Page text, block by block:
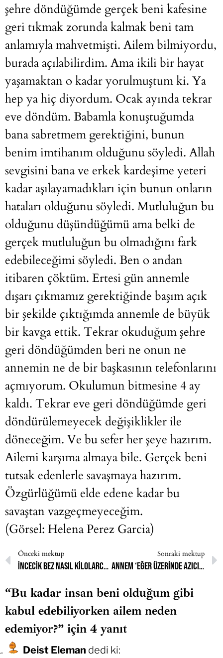
şehre döndüğümde gerçek beni kafesine
geri tıkmak zorunda kalmak beni tam
anlamıyla mahvetmişti. Ailem bilmiyordu,
burada açılabilirdim. Ama ikili bir hayat
yaşamaktan o kadar yorulmuştum ki. Ya
hep ya hiç diyordum. Ocak ayında tekrar
eve döndüm. Babamla konuştuğumda
bana sabretmem gerektiğini, bunun
benim imtihanım olduğunu söyledi. Allah
sevgisini bana ve erkek kardeşime yeteri
kadar aşılayamadıkları için bunun onların
hataları olduğunu söyledi. Mutluluğun bu
olduğunu düşündüğümü ama belki de
gerçek mutluluğun bu olmadığını fark
edebileceğimi söyledi. Ben o andan
itibaren çöktüm. Ertesi gün annemle
dışarı çıkmamız gerektiğinde başım açık
bir şekilde çıktığımda annemle de büyük
bir kavga ettik. Tekrar okuduğum şehre
geri döndüğümden beri ne onun ne
annemin ne de bir başkasının telefonlarını
açmıyorum. Okulumun bitmesine 4 ay
kaldı. Tekrar eve geri döndüğümde geri
döndürülemeyecek değişiklikler ile
döneceğim. Ve bu sefer her şeye hazırım.
Ailemi karşıma almaya bile. Gerçek beni
tutsak edenlerle savaşmaya hazırım.
Özgürlüğümü elde edene kadar bu
savaştan vazgeçmeyeceğim.
(Görsel: Helena Perez Garcia)
Önceki mektup
İncecik bez nasıl kilolarca yüktü bana?
Sonraki mektup
Annem ‘Eğer üzerinde azıcık hakkım varsa başını ört’ dedi.
“Bu kadar insan beni olduğum gibi
kabul edebiliyorken ailem neden
edemiyor?” için 4 yanıt
Deist Eleman dedi ki: